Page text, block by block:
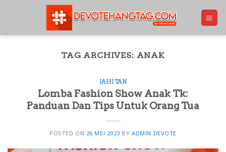
TAG ARCHIVES: ANAK
JAHITAN
Lomba Fashion Show Anak Tk:
Panduan Dan Tips Untuk Orang Tua
POSTED ON 26 MEI 2023 BYADMIN.DEVOTE